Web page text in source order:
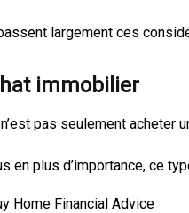
largement ces
immobilier
pas seulement acheter
en plus d’importance, ce
Home Financial Advice